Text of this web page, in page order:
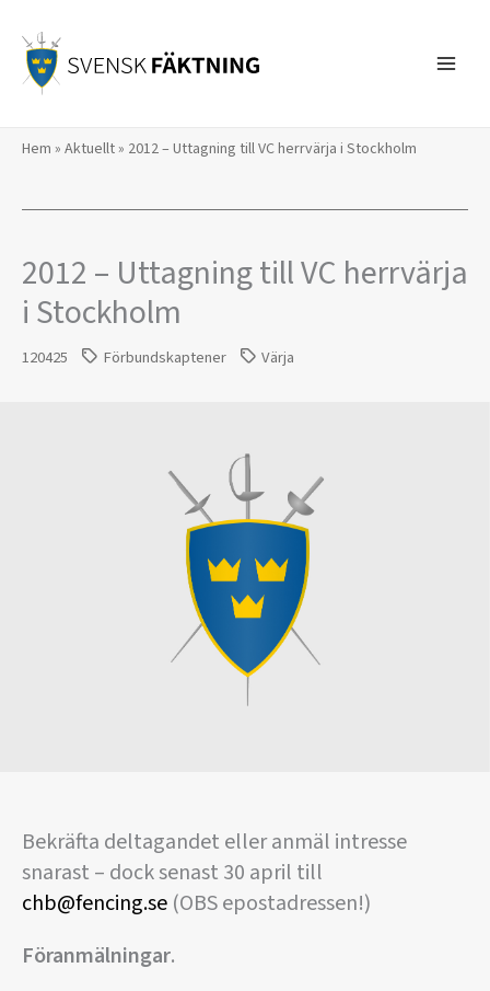
innehåll
Hem » Aktuellt» 2012 – Uttagning till VC herrvärja i Stockholm
2012 – Uttagning till VC herrvärja
i Stockholm
120425 Förbundskaptener Värja
Bekräfta deltagandet eller anmäl intresse
snarast – dock senast 30 april till
chb@fencing.se (OBS epostadressen!)
Föranmälningar.